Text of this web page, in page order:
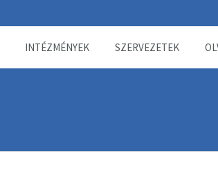
INTÉZMÉNYEK SZERVEZETEK